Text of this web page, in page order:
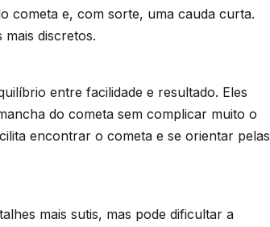
cometa e, com sorte, uma cauda curta.
discretos.
entre facilidade e resultado. Eles
do cometa sem complicar muito o
encontrar o cometa e se orientar pelas
mais sutis, mas pode dificultar a